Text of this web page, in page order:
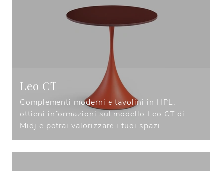
Leo CT
Complementi moderni e tavolini in HPL:
ottieni informazioni sul modello Leo CT di
Midj e potrai valorizzare i tuoi spazi.